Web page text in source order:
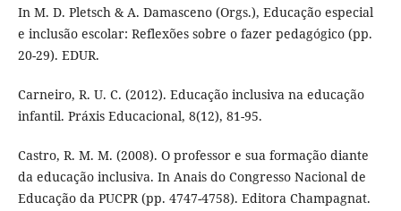
In M. D. Pletsch & A. Damasceno (Orgs.), Educação especial
e inclusão escolar: Reflexões sobre o fazer pedagógico (pp.
20-29). EDUR.
Carneiro, R. U. C. (2012). Educação inclusiva na educação
infantil. Práxis Educacional, 8(12), 81-95.
Castro, R. M. M. (2008). O professor e sua formação diante
da educação inclusiva. In Anais do Congresso Nacional de
Educação da PUCPR (pp. 4747-4758). Editora Champagnat.